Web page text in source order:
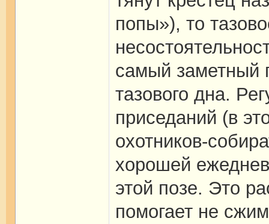
попы»), то
самый заметный
тазового дна.
приседаний (в
охотников-
хорошей
этой позе. Это
помогает не